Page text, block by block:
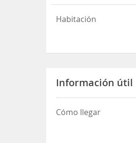
Habitación
Información útil
Cómo llegar